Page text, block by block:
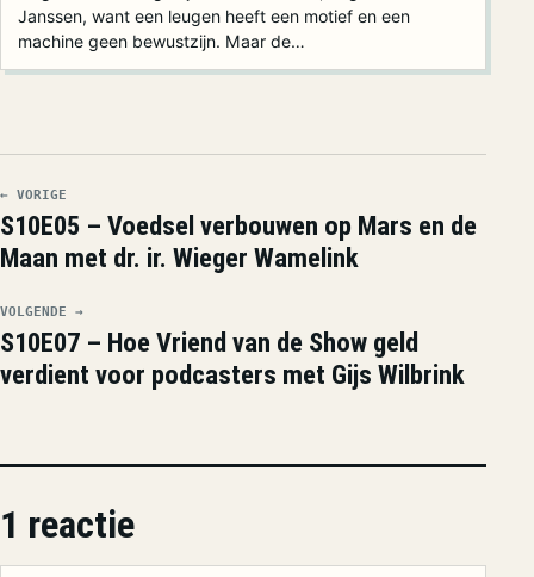
Janssen, want een leugen heeft een motief en een
machine geen bewustzijn. Maar de…
← VORIGE
S10E05 – Voedsel verbouwen op Mars en de
Maan met dr. ir. Wieger Wamelink
VOLGENDE →
S10E07 – Hoe Vriend van de Show geld
verdient voor podcasters met Gijs Wilbrink
1 reactie